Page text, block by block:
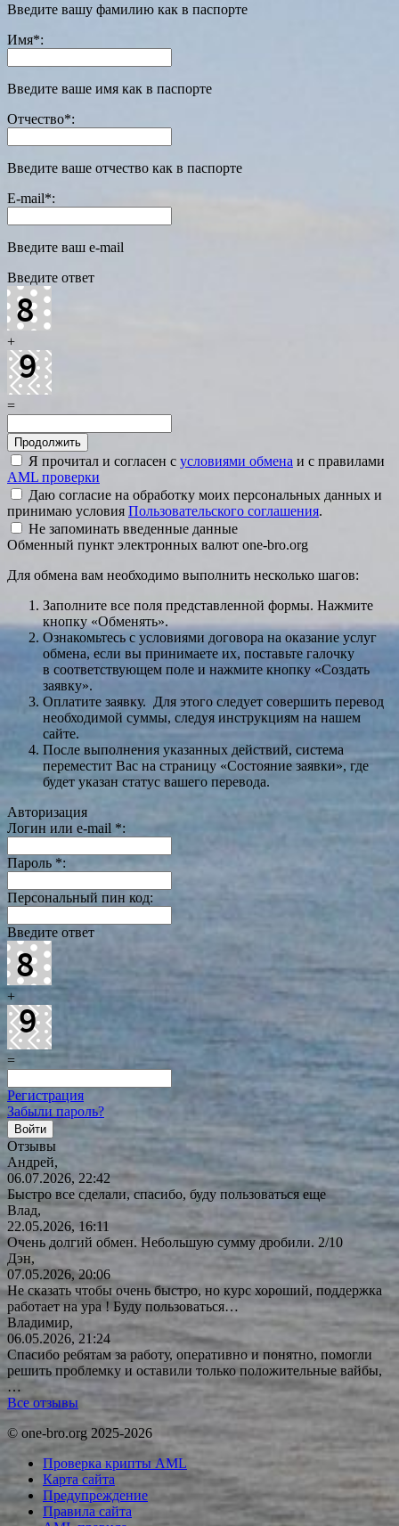
Введите вашу фамилию как в паспорте
Имя*:
Введите ваше имя как в паспорте
Отчество*:
Введите ваше отчество как в паспорте
E-mail*:
Введите ваш e-mail
Введите ответ
+
=
Я прочитал и согласен с условиями обмена и с правилами
AML проверки
Даю согласие на обработку моих персональных данных и
принимаю условия Пользовательского соглашения.
Не запоминать введенные данные
Обменный пункт электронных валют one-bro.org
Для обмена вам необходимо выполнить несколько шагов:
Заполните все поля представленной формы. Нажмите
кнопку «Обменять».
Ознакомьтесь с условиями договора на оказание услуг
обмена, если вы принимаете их, поставьте галочку
в соответствующем поле и нажмите кнопку «Создать
заявку».
Оплатите заявку. Для этого следует совершить перевод
необходимой суммы, следуя инструкциям на нашем
сайте.
После выполнения указанных действий, система
переместит Вас на страницу «Состояние заявки», где
будет указан статус вашего перевода.
Авторизация
Логин или e-mail *:
Пароль *:
Персональный пин код:
Введите ответ
+
=
Регистрация
Забыли пароль?
Отзывы
Андрей,
06.07.2026, 22:42
Быстро все сделали, спасибо, буду пользоваться еще
Влад,
22.05.2026, 16:11
Очень долгий обмен. Небольшую сумму дробили. 2/10
Дэн,
07.05.2026, 20:06
Не сказать чтобы очень быстро, но курс хороший, поддержка
работает на ура ! Буду пользоваться…
Владимир,
06.05.2026, 21:24
Спасибо ребятам за работу, оперативно и понятно, помогли
решить проблемку и оставили только положительные вайбы,
…
Все отзывы
© one-bro.org 2025-2026
Проверка крипты AML
Карта сайта
Предупреждение
Правила сайта